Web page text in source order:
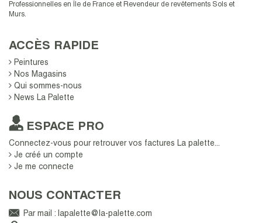
Professionnelles en Île de France et Revendeur de revêtements Sols et
Murs.
ACCÈS RAPIDE
Peintures
Nos Magasins
Qui sommes-nous
News La Palette
ESPACE PRO
Connectez-vous pour retrouver vos factures La palette...
Je créé un compte
Je me connecte
NOUS CONTACTER
Par mail : lapalette@la-palette.com